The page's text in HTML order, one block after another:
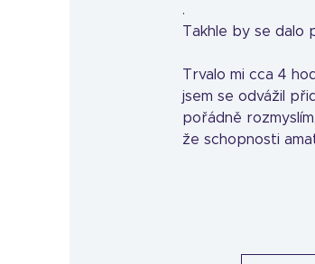
.
Takhle by se dalo
Trvalo mi cca 4
jsem se odvážil
pořádně
že schopnosti